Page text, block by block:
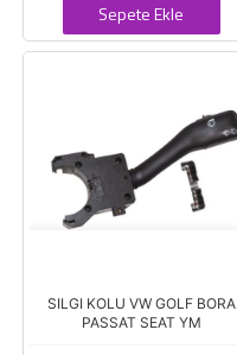
Sepete Ekle
SILGI KOLU VW GOLF BORA
PASSAT SEAT YM